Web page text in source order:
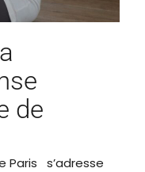
de
Paris s’adresse